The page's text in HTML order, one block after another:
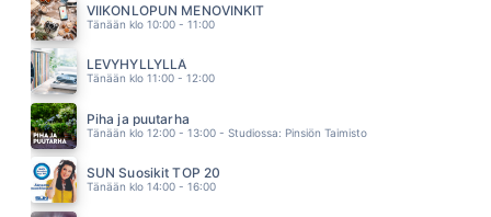
KOVA DUUNI ON RAHAA
ERIKA VIKMAN
IN THE END
LINKIN PARK
BENSAA SUONISSA
RAULI BADDING SOMERJOKI
MA HALUUN VIIHDYTTAA
KIKKA
VIIKONLOPUN MENOVINKIT
Tänään klo 10:00 - 11:00
LEVYHYLLYLLÄ
Tänään klo 11:00 - 12:00
Piha ja puutarha
Tänään klo 12:00 - 13:00 - Studiossa: Pinsiön Taimisto
SUN Suosikit TOP 20
Tänään klo 14:00 - 16:00